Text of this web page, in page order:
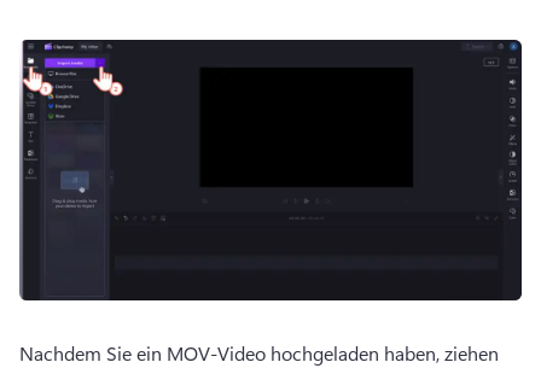
Nachdem Sie ein MOV-Video hochgeladen haben, ziehen